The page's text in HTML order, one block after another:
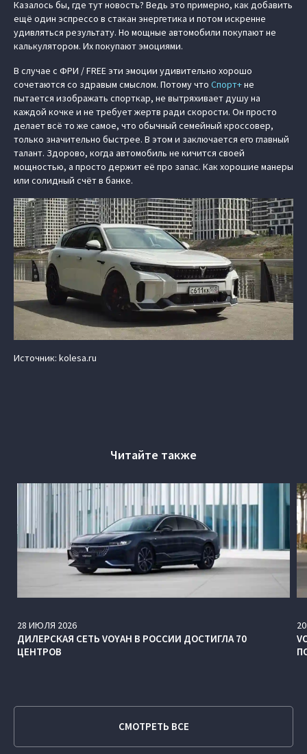
Казалось бы, где тут новость? Ведь это примерно, как добавить
ещё один эспрессо в стакан энергетика и потом искренне
удивляться результату. Но мощные автомобили покупают не
калькулятором. Их покупают эмоциями.
В случае с ФРИ / FREE эти эмоции удивительно хорошо
сочетаются со здравым смыслом. Потому что Спорт+не
пытается изображать спорткар, не вытряхивает душу на
каждой кочке и не требует жертв ради скорости. Он просто
делает всё то же самое, что обычный семейный кроссовер,
только значительно быстрее. В этом и заключается его главный
талант. Здорово, когда автомобиль не кичится своей
мощностью, а просто держит её про запас. Как хорошие манеры
или солидный счёт в банке.
Источник: kolesa.ru
Читайте также
28 ИЮЛЯ 2026
ДИЛЕРСКАЯ СЕТЬ VOYAH В РОССИИ ДОСТИГЛА 70
ЦЕНТРОВ
20
СМОТРЕТЬ ВСЕ